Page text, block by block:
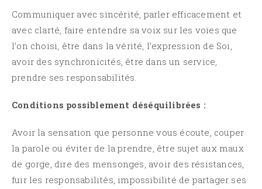
Communiquer avec sincérité, parler efficacement et
avec clarté, faire entendre sa voix sur les voies que
l’on choisi, être dans la vérité, l’expression de Soi,
avoir des synchronicités, être dans un service,
prendre ses responsabilités.
Conditions possiblement déséquilibrées :
Avoir la sensation que personne vous écoute, couper
la parole ou éviter de la prendre, être sujet aux maux
de gorge, dire des mensonges, avoir des résistances,
fuir les responsabilités, impossibilité de partager ses